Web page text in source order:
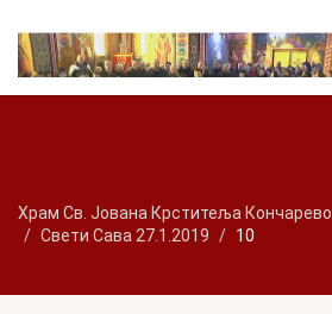
Храм Св. Јована Крститеља Кончарево
Свети Сава 27.1.2019
10